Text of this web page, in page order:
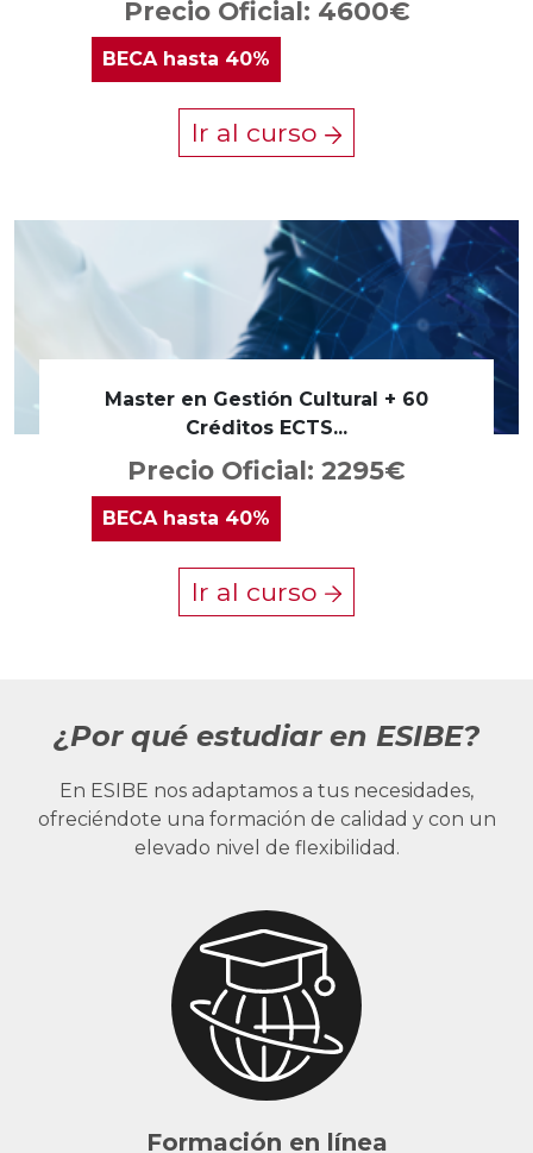
Precio Oficial: 4600€
BECAhasta 40%
Ir al curso
Master en Gestión Cultural + 60
Créditos ECTS...
Precio Oficial: 2295€
BECA hasta 40%
Ir al curso
¿Por qué estudiar en ESIBE?
En ESIBE nos adaptamos a tus necesidades,
ofreciéndote una formación de calidad y con un
elevado nivel de flexibilidad.
Formación en línea